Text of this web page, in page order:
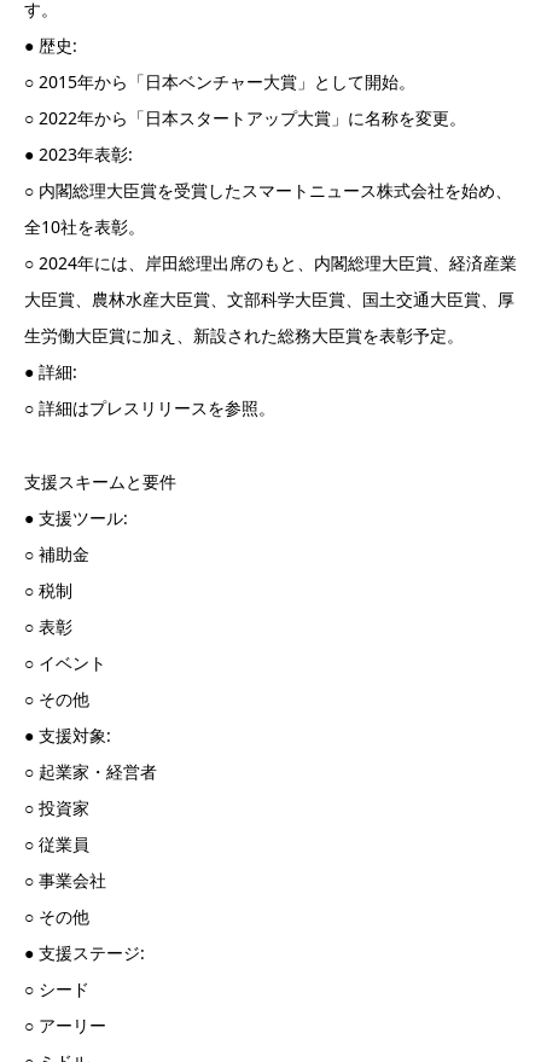
す。
● 歴史:
○ 2015年から「日本ベンチャー大賞」として開始。
○ 2022年から「日本スタートアップ大賞」に名称を変更。
● 2023年表彰:
○ 内閣総理大臣賞を受賞したスマートニュース株式会社を始め、
全10社を表彰。
○ 2024年には、岸田総理出席のもと、内閣総理大臣賞、経済産業
大臣賞、農林水産大臣賞、文部科学大臣賞、国土交通大臣賞、厚
生労働大臣賞に加え、新設された総務大臣賞を表彰予定。
● 詳細:
○ 詳細はプレスリリースを参照。
支援スキームと要件
● 支援ツール:
○ 補助金
○ 税制
○ 表彰
○ イベント
○ その他
● 支援対象:
○ 起業家・経営者
○ 投資家
○ 従業員
○ 事業会社
○ その他
● 支援ステージ:
○ シード
○ アーリー